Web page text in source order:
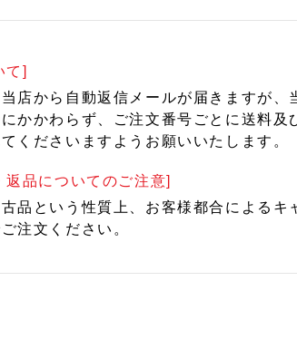
て]
当店から自動返信メールが届きますが
にかかわらず、ご注文番号ごとに送料
くださいますようお願いいたします。
返品についてのご注意]
古品という性質上、お客様都合による
注文ください。